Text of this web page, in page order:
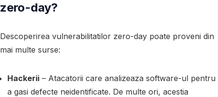
zero-day?
Descoperirea vulnerabilitatilor zero-day poate proveni din
mai multe surse:
Hackerii – Atacatorii care analizeaza software-ul pentru
a gasi defecte neidentificate. De multe ori, acestia